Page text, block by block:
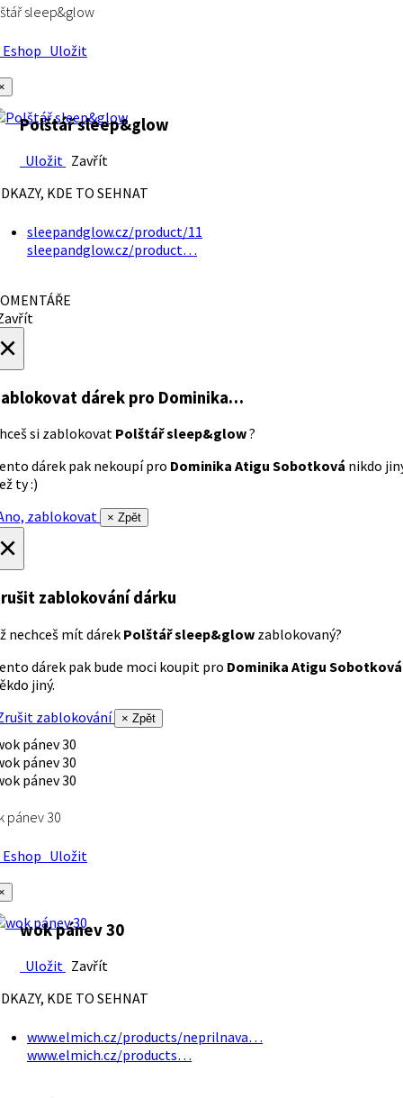
sleep&glow
Uložit
Polštář sleep&glow
Uložit Zavřít
KDE TO SEHNAT
sleepandglow.cz/product/11
sleepandglow.cz/product…
dárek pro Dominika…
si zablokovat Polštář sleep&glow?
dárek pak nekoupí pro Dominika Atigu Sobotková nikdo
ty :)
zablokovat
× Zpět
zablokování dárku
nechceš mít dárek Polštář sleep&glow zablokovaný?
dárek pak bude moci koupit pro Dominika Atigu Sobotková
jiný.
zablokování
× Zpět
pánev 30
Uložit
wok pánev 30
Uložit Zavřít
KDE TO SEHNAT
www.elmich.cz/products/neprilnava…
www.elmich.cz/products…